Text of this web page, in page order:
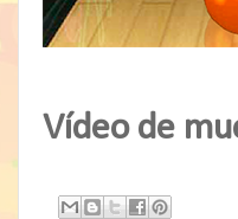
Vídeo de